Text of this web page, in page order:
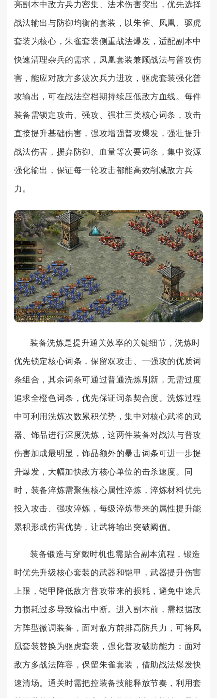
亮副本中敌方兵力密集、法术伤害突出，优先选择
战法输出与防御均衡的套装，以朱雀、凤凰、驱虎
套装为核心，朱雀套装侧重战法爆发，适配副本中
快速清理杂兵的需求，凤凰套装兼顾战法与普攻伤
害，能应对敌方多波次兵力进攻，驱虎套装强化普
攻输出，可在战法空档期持续压低敌方血线。每件
装备需锁定攻击、强攻、强壮三类核心词条，攻击
直接提升基础伤害，强攻增强普攻爆发，强壮提升
战法伤害，摒弃防御、血量等次要词条，集中资源
强化输出，保证每一轮攻击都能高效削减敌方兵
力。
装备洗炼是提升通关效率的关键细节，洗炼时
优先锁定核心词条，保留双攻击、一强攻的优质词
条组合，其余词条可通过普通洗炼刷新，无需过度
追求全橙色词条，优先保证词条契合度。洗炼过程
中可利用洗炼次数累积优势，集中对核心武将的武
器、饰品进行深度洗炼，这两件装备对战法与普攻
伤害加成最明显，饰品额外的暴击词条可进一步提
升爆发，大幅加快敌方核心单位的击杀速度。同
时，装备淬炼需聚焦核心属性淬炼，淬炼材料优先
投入攻击、强攻淬炼，每级淬炼带来的属性提升能
累积形成伤害优势，让武将输出突破阈值。
装备锻造与穿戴时机也需贴合副本流程，锻造
时优先升级核心套装的武器和铠甲，武器提升伤害
上限，铠甲降低敌方普攻带来的损耗，避免中途兵
力损耗过多导致输出中断。进入副本前，需根据敌
方阵型微调装备，面对敌方前排高防兵力，可将凤
凰套装替换为驱虎套装，强化普攻破防能力；面对
敌方多战法阵容，保留朱雀套装，借助战法爆发快
速清场。通关时需把控装备技能释放节奏，利用套